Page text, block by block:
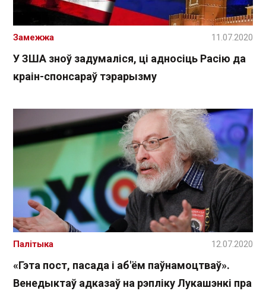
У ЗША зноў задумаліся, ці адносіць Расію да
краін-спонсараў тэрарызму
Замежжа 11.07.2020
«Гэта пост, пасада і аб'ём паўнамоцтваў».
Венедыктаў адказаў на рэпліку Лукашэнкі пра
Палітыка 12.07.2020